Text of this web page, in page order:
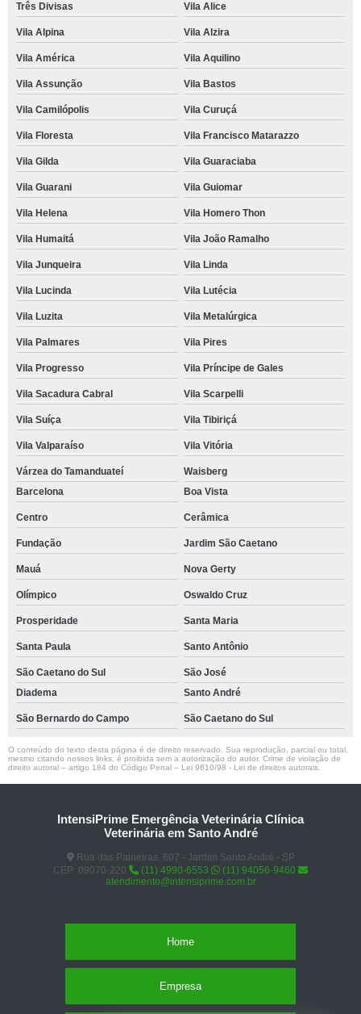
Três Divisas Vila Alice
Vila Alpina Vila Alzira
Vila América Vila Aquilino
Vila Assunção Vila Bastos
Vila Camilópolis Vila Curuçá
Vila Floresta Vila Francisco Matarazzo
Vila Gilda Vila Guaraciaba
Vila Guarani Vila Guiomar
Vila Helena Vila Homero Thon
Vila Humaitá Vila João Ramalho
Vila Junqueira Vila Linda
Vila Lucinda Vila Lutécia
Vila Luzita Vila Metalúrgica
Vila Palmares Vila Pires
Vila Progresso Vila Príncipe de Gales
Vila Sacadura Cabral Vila Scarpelli
Vila Suíça Vila Tibiriçá
Vila Valparaíso Vila Vitória
Várzea do Tamanduateí
Waisberg
Barcelona
Boa Vista
Centro Cerâmica
Fundação Jardim São Caetano
Mauá Nova Gerty
Olímpico Oswaldo Cruz
Prosperidade Santa Maria
Santa Paula Santo Antônio
São Caetano do Sul
São José
Diadema
Santo André
São Bernardo do Campo São Caetano do Sul
O conteúdo do texto desta página é de direito reservado. Sua reprodução, parcial ou total,
mesmo citando nossos links, é proibida sem a autorização do autor. Crime de violação de
direito autoral – artigo 184 do Código Penal – Lei 9610/98 - Lei de direitos autorais
IntensiPrime Emergência Veterinária Clínica
Veterinária em Santo André
Rua das Paineiras, 607 - Jardim Santo André - SP
CEP: 09070-220
(11) 4990-6553
(11) 94056-9460
atendimento@intensiprime.com.br
Home
Empresa